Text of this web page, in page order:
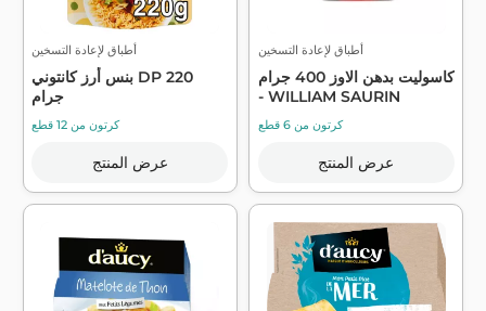
أطباق لإعادة التسخين
بنس أرز كانتوني DP 220
جرام
كرتون من 12 قطع
عرض المنتج
أطباق لإعادة التسخين
كاسوليت بدهن الاوز 400 جرام
- WILLIAM SAURIN
كرتون من 6 قطع
عرض المنتج